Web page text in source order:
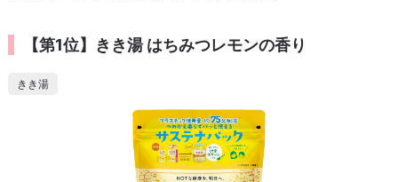
【第1位】きき湯 はちみつレモンの香り
きき湯